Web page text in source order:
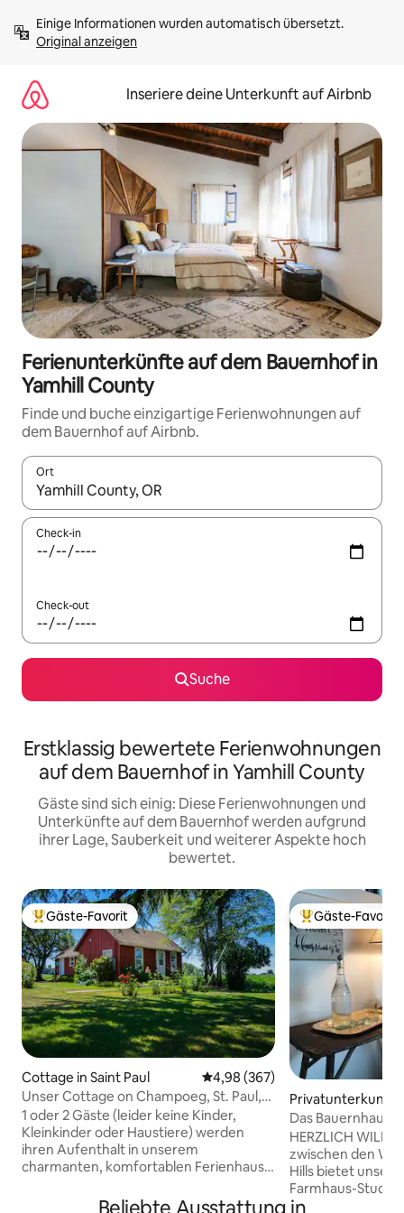
Inhalten
springenOriginal anzeigen
Inseriere deine Unterkunft auf Airbnb
Ferienunterkünfte auf dem Bauernhof in
Yamhill County
Finde und buche einzigartige Ferienwohnungen auf
dem Bauernhof auf Airbnb.
Ort
Wenn Ergebnisse verfügbar sind, navigiere mit den
Check-in
Check-out
Suche
Erstklassig bewertete Ferienwohnungen
auf dem Bauernhof in Yamhill County
Gäste sind sich einig: Diese Ferienwohnungen und
Unterkünfte auf dem Bauernhof werden aufgrund
ihrer Lage, Sauberkeit und weiterer Aspekte hoch
bewertet.
Beliebter Gäste-Favorit.
Gäste-Favorit
Cottage in Saint Paul Durchschnittliche Bewertung:
4,98 (367)
Unser Cottage on Champoeg, St. Paul,
Oregon
1 oder 2 Gäste (leider keine Kinder,
Kleinkinder oder Haustiere) werden
ihren Aufenthalt in unserem
charmanten, komfortablen Ferienhaus
Bauernhof im malerischen Willamette
Beliebter Gäste-
Gäste-Favorit
Privatunterkunft
Das Bauernhaus
Wine Country
HERZLICH
zwischen den
Hills bietet unser
Farmhaus-Studio
Rückzugsort im